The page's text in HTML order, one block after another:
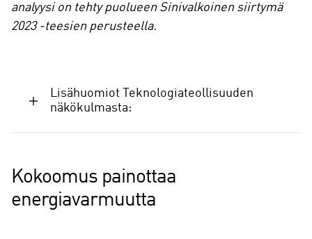
analyysi on tehty puolueen Sinivalkoinen siirtymä
2023 -teesien perusteella.
Lisähuomiot Teknologiateollisuuden
näkökulmasta:
Kokoomus painottaa
energiavarmuutta